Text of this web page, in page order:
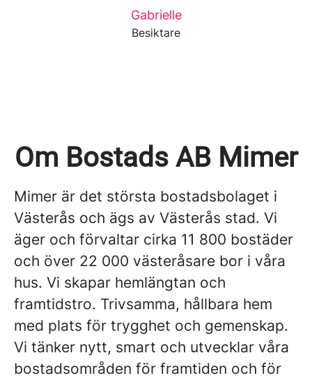
Gabrielle
Besiktare
Om Bostads AB Mimer
Mimer är det största bostadsbolaget i
Västerås och ägs av Västerås stad. Vi
äger och förvaltar cirka 11 800 bostäder
och över 22 000 västeråsare bor i våra
hus. Vi skapar hemlängtan och
framtidstro. Trivsamma, hållbara hem
med plats för trygghet och gemenskap.
Vi tänker nytt, smart och utvecklar våra
bostadsområden för framtiden och för